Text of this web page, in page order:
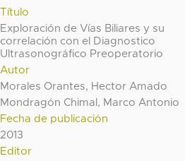
Título
Exploración de Vías Biliares y su
correlación con el Diagnostico
Ultrasonográfico Preoperatorio
Autor
Morales Orantes, Hector Amado
Mondragón Chimal, Marco Antonio
Fecha de publicación
2013
Editor